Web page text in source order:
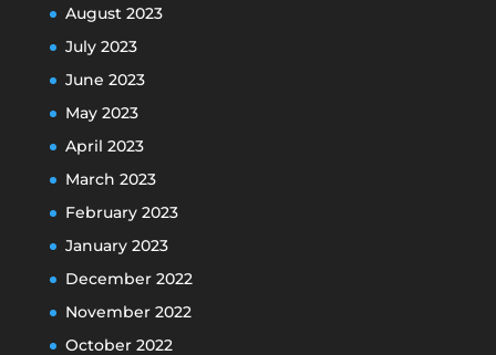
August 2023
July 2023
June 2023
May 2023
April 2023
March 2023
February 2023
January 2023
December 2022
November 2022
October 2022